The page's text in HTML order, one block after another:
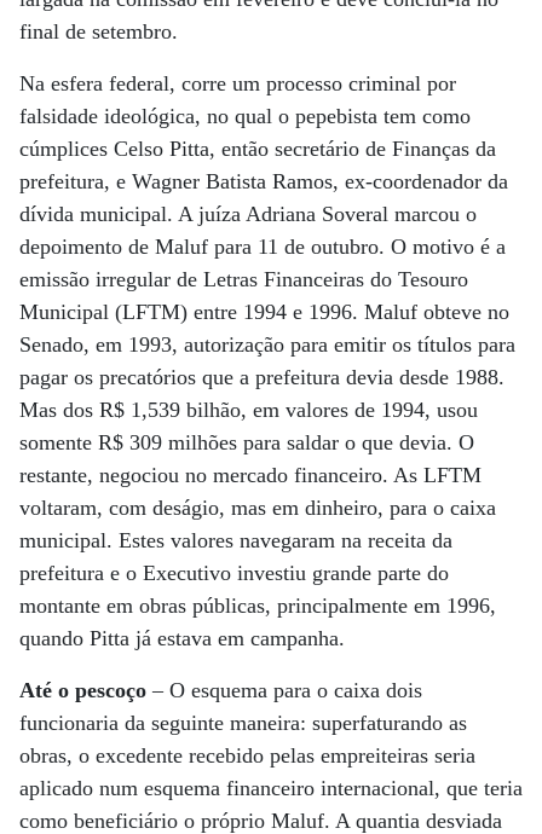
final de setembro.
Na esfera federal, corre um processo criminal por
falsidade ideológica, no qual o pepebista tem como
cúmplices Celso Pitta, então secretário de Finanças da
prefeitura, e Wagner Batista Ramos, ex-coordenador da
dívida municipal. A juíza Adriana Soveral marcou o
depoimento de Maluf para 11 de outubro. O motivo é a
emissão irregular de Letras Financeiras do Tesouro
Municipal (LFTM) entre 1994 e 1996. Maluf obteve no
Senado, em 1993, autorização para emitir os títulos para
pagar os precatórios que a prefeitura devia desde 1988.
Mas dos R$ 1,539 bilhão, em valores de 1994, usou
somente R$ 309 milhões para saldar o que devia. O
restante, negociou no mercado financeiro. As LFTM
voltaram, com deságio, mas em dinheiro, para o caixa
municipal. Estes valores navegaram na receita da
prefeitura e o Executivo investiu grande parte do
montante em obras públicas, principalmente em 1996,
quando Pitta já estava em campanha.
Até o pescoço – O esquema para o caixa dois
funcionaria da seguinte maneira: superfaturando as
obras, o excedente recebido pelas empreiteiras seria
aplicado num esquema financeiro internacional, que teria
como beneficiário o próprio Maluf. A quantia desviada